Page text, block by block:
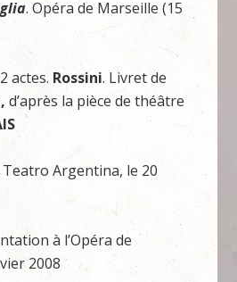
. Opéra de Marseille (15
actes. Rossini. Livret de
d’après la pièce de théâtre
Argentina, le 20
à l’Opéra de
2008